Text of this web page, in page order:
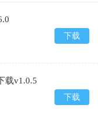
下载
载v1.0.5
下载